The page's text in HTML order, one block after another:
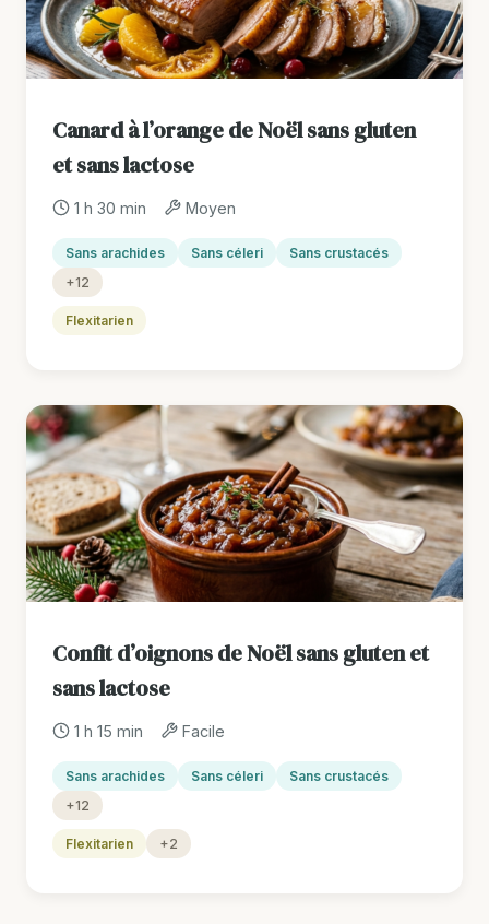
Canard à l’orange de Noël sans gluten
et sans lactose
1 h 30 min Moyen
Sans arachides Sans céleri
Sans crustacés
+12
Flexitarien
Confit d’oignons de Noël sans gluten et
sans lactose
1 h 15 min Facile
Sans arachides Sans céleri
Sans crustacés
+12
Flexitarien +2